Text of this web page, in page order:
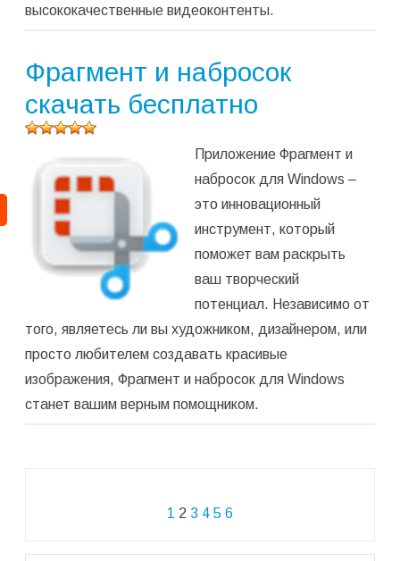
высококачественные видеоконтенты.
Фрагмент и набросок
скачать бесплатно
1
оценок,
среднее:
5,00из 5)
Приложение Фрагмент и
набросок для Windows –
это инновационный
инструмент, который
поможет вам раскрыть
ваш творческий
потенциал. Независимо от
того, являетесь ли вы художником, дизайнером, или
просто любителем создавать красивые
изображения, Фрагмент и набросок для Windows
станет вашим верным помощником.
1 2 3 4 5 6